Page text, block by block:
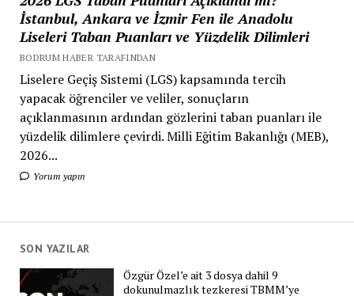
İstanbul, Ankara ve İzmir Fen ile Anadolu
Liseleri Taban Puanları ve Yüzdelik Dilimleri
BODRUM HABER TARAFINDAN
Liselere Geçiş Sistemi (LGS) kapsamında tercih
yapacak öğrenciler ve veliler, sonuçların
açıklanmasının ardından gözlerini taban puanları ile
yüzdelik dilimlere çevirdi. Milli Eğitim Bakanlığı (MEB),
2026...
Yorum yapın
SON YAZILAR
Özgür Özel’e ait 3 dosya dahil 9
dokunulmazlık tezkeresi TBMM’ye